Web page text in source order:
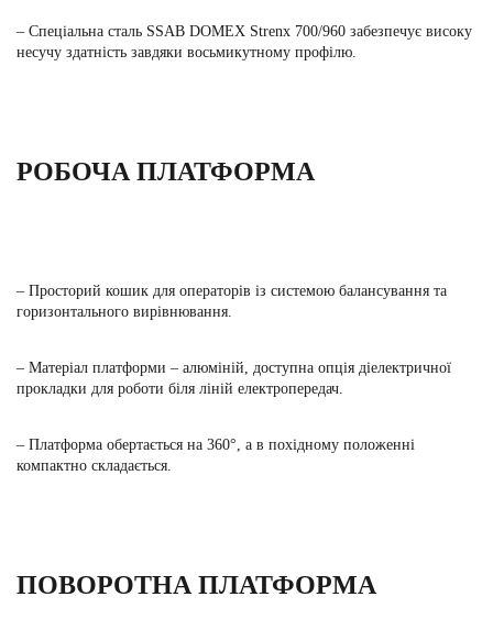
– Спеціальна сталь SSAB DOMEX Strenx 700/960 забезпечує високу
несучу здатність завдяки восьмикутному профілю.
РОБОЧА ПЛАТФОРМА
– Просторий кошик для операторів із системою балансування та
горизонтального вирівнювання.
– Матеріал платформи – алюміній, доступна опція діелектричної
прокладки для роботи біля ліній електропередач.
– Платформа обертається на 360°, а в похідному положенні
компактно складається.
ПОВОРОТНА ПЛАТФОРМА